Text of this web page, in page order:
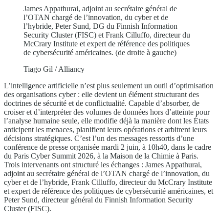
James Appathurai, adjoint au secrétaire général de
l’OTAN chargé de l’innovation, du cyber et de
l’hybride, Peter Sund, DG du Finnish Information
Security Cluster (FISC) et Frank Cilluffo, directeur du
McCrary Institute et expert de référence des politiques
de cybersécurité américaines. (de droite à gauche)
Tiago Gil / Alliancy
L’intelligence artificielle n’est plus seulement un outil d’optimisation
des organisations cyber : elle devient un élément structurant des
doctrines de sécurité et de conflictualité. Capable d’absorber, de
croiser et d’interpréter des volumes de données hors d’atteinte pour
l’analyse humaine seule, elle modifie déjà la manière dont les États
anticipent les menaces, planifient leurs opérations et arbitrent leurs
décisions stratégiques. C’est l’un des messages ressortis d’une
conférence de presse organisée mardi 2 juin, à 10h40, dans le cadre
du Paris Cyber Summit 2026, à la Maison de la Chimie à Paris.
Trois intervenants ont structuré les échanges : James Appathurai,
adjoint au secrétaire général de l’OTAN chargé de l’innovation, du
cyber et de l’hybride, Frank Cilluffo, directeur du McCrary Institute
et expert de référence des politiques de cybersécurité américaines, et
Peter Sund, directeur général du Finnish Information Security
Cluster (FISC).